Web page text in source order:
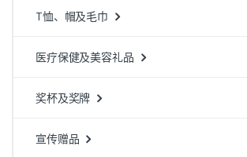
T恤、帽及毛巾
医疗保健及美容礼品
奖杯及奖牌
宣传赠品